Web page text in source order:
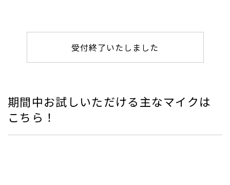
受付終了いたしました
期間中お試しいただける主なマイクは
こちら！